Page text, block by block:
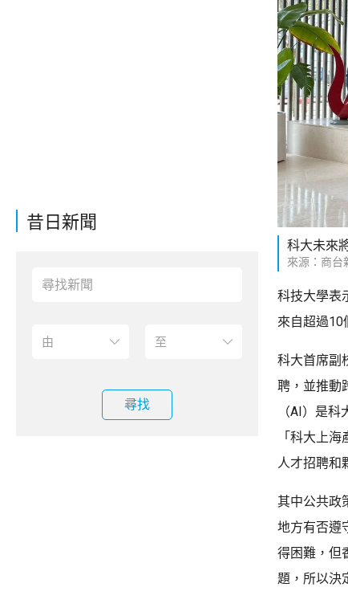
昔日新聞
尋找
科大未來
來源：商台
科技大學表
來自超過10
科大首席副
聘，並推動
（AI）是
「科大上
人才招聘和
其中公共政
地方有否遵
得困難，但
題，所以決